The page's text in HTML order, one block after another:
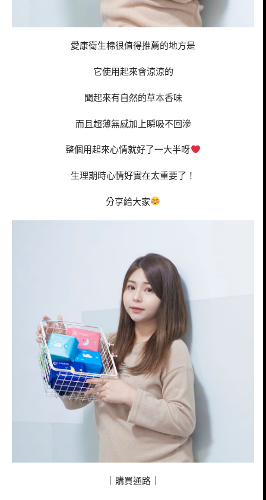
愛康衛生棉很值得推薦的地方是
它使用起來會涼涼的
聞起來有自然的草本香味
而且超薄無感加上瞬吸不回滲
整個用起來心情就好了一大半呀
生理期時心情好實在太重要了！
分享給大家
｜購買通路｜